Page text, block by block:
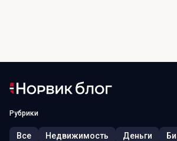
Рубрики
Все Недвижимость Деньги